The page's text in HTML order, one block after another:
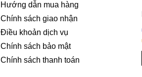
Hướng dẫn mua hàng
Chính sách giao nhận
Điều khoản dịch vụ
Chính sách bảo mật
Chính sách thanh toán